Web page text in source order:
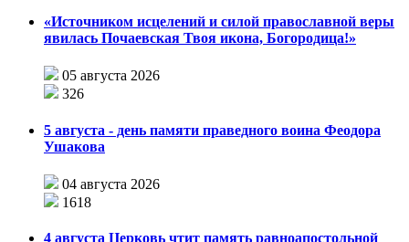
«Источником исцелений и силой православной веры
явилась Почаевская Твоя икона, Богородица!»
05 августа 2026
326
5 августа - день памяти праведного воина Феодора
Ушакова
04 августа 2026
1618
4 августа Церковь чтит память равноапостольной